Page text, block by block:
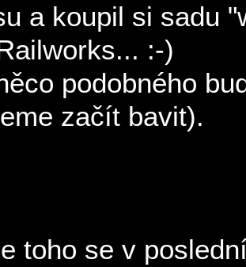
a koupil si sadu
:-)
podobného
začít bavit).
toho se v